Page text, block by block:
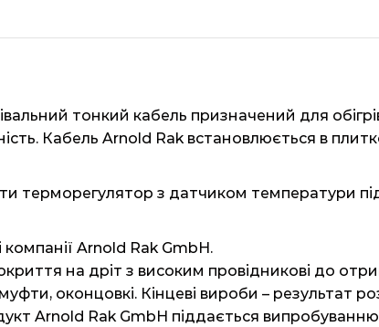
тонкий кабель призначений для
Кабель Arnold Rak встановлюється в
терморегулятор з датчиком температури
Arnold Rak GmbH.
на дріт з високим провідникові до
оконцовкі. Кінцеві вироби – результат
Arnold Rak GmbH піддається випробуванню